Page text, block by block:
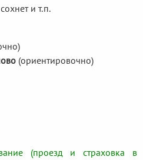
и т.п.
(ориентировочно)
(проезд и страховка в